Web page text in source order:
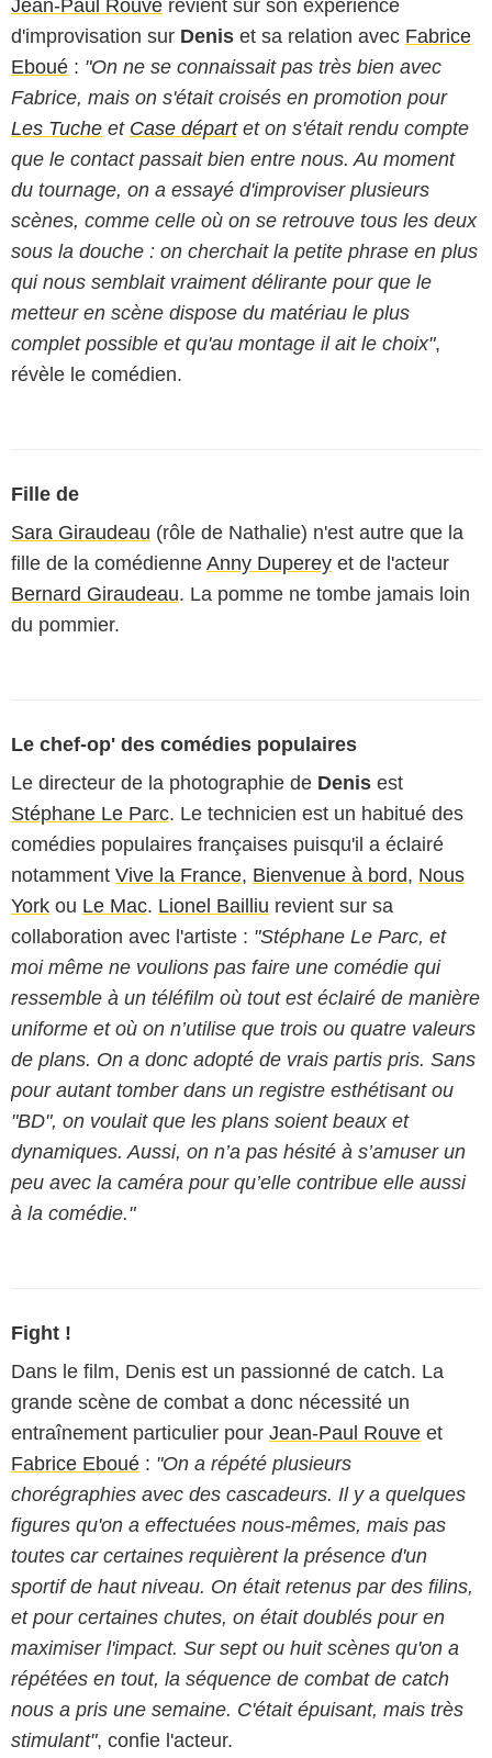
Jean-Paul Rouve revient sur son expérience
d'improvisation sur Denis et sa relation avec Fabrice
Eboué : "On ne se connaissait pas très bien avec
Fabrice, mais on s'était croisés en promotion pour
Les Tuche et Case départet on s'était rendu compte
que le contact passait bien entre nous. Au moment
du tournage, on a essayé d'improviser plusieurs
scènes, comme celle où on se retrouve tous les deux
sous la douche : on cherchait la petite phrase en plus
qui nous semblait vraiment délirante pour que le
metteur en scène dispose du matériau le plus
complet possible et qu'au montage il ait le choix",
révèle le comédien.
Fille de
Sara Giraudeau (rôle de Nathalie) n'est autre que la
fille de la comédienne Anny Duperey et de l'acteur
Bernard Giraudeau. La pomme ne tombe jamais loin
du pommier.
Le chef-op' des comédies populaires
Le directeur de la photographie de Denis est
Stéphane Le Parc. Le technicien est un habitué des
comédies populaires françaises puisqu'il a éclairé
notamment Vive la France, Bienvenue à bord, Nous
York ou Le Mac. Lionel Bailliu revient sur sa
collaboration avec l'artiste : "Stéphane Le Parc, et
moi même ne voulions pas faire une comédie qui
ressemble à un téléfilm où tout est éclairé de manière
uniforme et où on n’utilise que trois ou quatre valeurs
de plans. On a donc adopté de vrais partis pris. Sans
pour autant tomber dans un registre esthétisant ou
"BD", on voulait que les plans soient beaux et
dynamiques. Aussi, on n’a pas hésité à s’amuser un
peu avec la caméra pour qu’elle contribue elle aussi
à la comédie."
Fight !
Dans le film, Denis est un passionné de catch. La
grande scène de combat a donc nécessité un
entraînement particulier pour Jean-Paul Rouve et
Fabrice Eboué : "On a répété plusieurs
chorégraphies avec des cascadeurs. Il y a quelques
figures qu'on a effectuées nous-mêmes, mais pas
toutes car certaines requièrent la présence d'un
sportif de haut niveau. On était retenus par des filins,
et pour certaines chutes, on était doublés pour en
maximiser l'impact. Sur sept ou huit scènes qu'on a
répétées en tout, la séquence de combat de catch
nous a pris une semaine. C'était épuisant, mais très
stimulant", confie l'acteur.